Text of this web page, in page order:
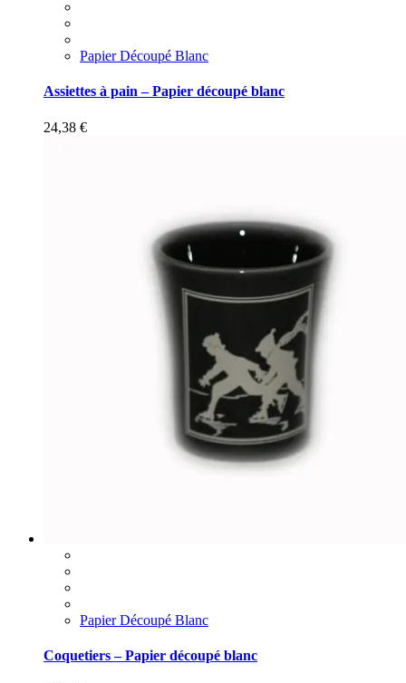
Papier Découpé Blanc
Assiettes à pain – Papier découpé blanc
24,38 €
Papier Découpé Blanc
Coquetiers – Papier découpé blanc